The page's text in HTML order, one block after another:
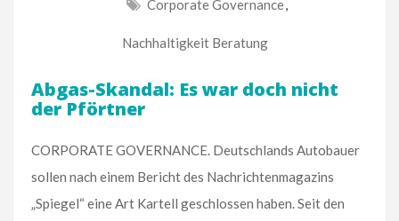
Corporate Governance,
Nachhaltigkeit Beratung
Abgas-Skandal: Es war doch nicht
der Pförtner
CORPORATE GOVERNANCE. Deutschlands Autobauer
sollen nach einem Bericht des Nachrichtenmagazins
„Spiegel“ eine Art Kartell geschlossen haben. Seit den